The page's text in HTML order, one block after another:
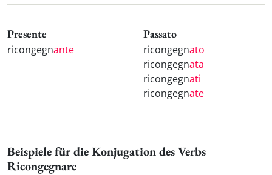
Presente
ricongegnante
Passato
ricongegnato
ricongegnata
ricongegnati
ricongegnate
Beispiele für die Konjugation des Verbs
Ricongegnare